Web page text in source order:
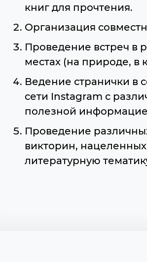
книг для прочтения.
Организация
Проведение встреч в
местах (на природе, в
Ведение странички в
сети Instagram с
полезной
Проведение
викторин,
литературную